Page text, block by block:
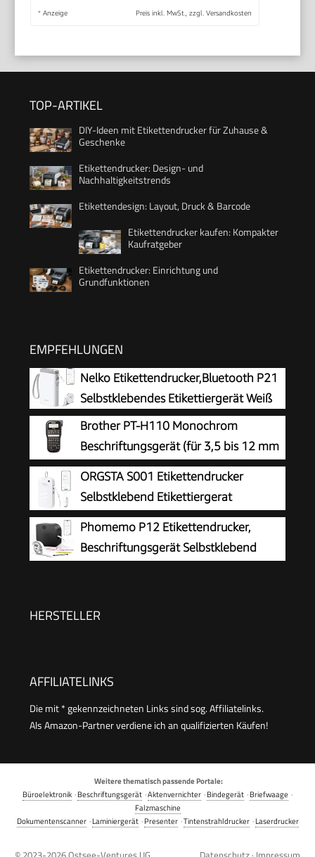
* Anzeige Preis inkl. MwSt., zzgl. Versandkosten
TOP-ARTIKEL
DIY-Ideen mit Etikettendrucker für Zuhause &
Geschenke
Etikettendrucker: Design- und
Nachhaltigkeitstrends
Etikettendesign: Layout, Druck & Barcode
Etikettendrucker kaufen: Kompakter
Kaufratgeber
Etikettendrucker: Einrichtung und
Grundfunktionen
EMPFEHLUNGEN
Nelko Etikettendrucker,Bluetooth P21
Selbstklebendes Etikettiergerät Weiß
Brother PT-H110 Monochrom
Beschriftungsgerät (für 3,5 bis 12 mm
breite TZe-Schriftbänder, bis zu 20
mm/Sek. Druckgeschwindigkeit)
ORGSTA S001 Etikettendrucker
Selbstklebend Etikettiergerat
Bluetooth
Phomemo P12 Etikettendrucker,
Beschriftungsgerät Selbstklebend
HERSTELLER
AFFILIATELINKS
Die mit * gekennzeichneten Links sind sog. Affiliatelinks.
Als Amazon-Partner verdiene ich an qualifizierten Käufen!
Weitere thematisch passende Portale:
Büroelektronik ·Beschriftungsgerät ·Aktenvernichter ·Bindegerät ·Briefwaage ·
Falzmaschine
Dokumentenscanner·Laminiergerät·Presenter·Tintenstrahldrucker·Laserdrucker